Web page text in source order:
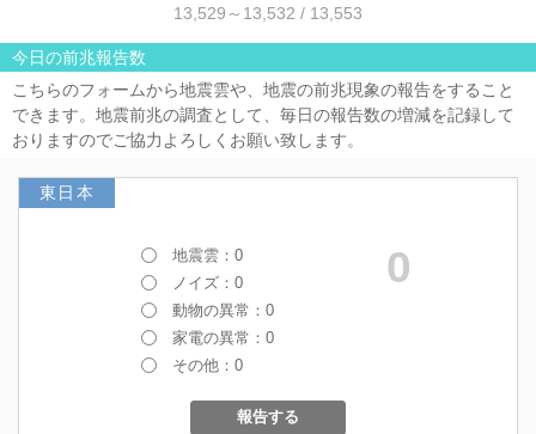
13,529～13,532 / 13,553
今日の前兆報告数
こちらのフォームから地震雲や、地震の前兆現象の報告をすること
できます。地震前兆の調査として、毎日の報告数の増減を記録して
おりますのでご協力よろしくお願い致します。
東日本